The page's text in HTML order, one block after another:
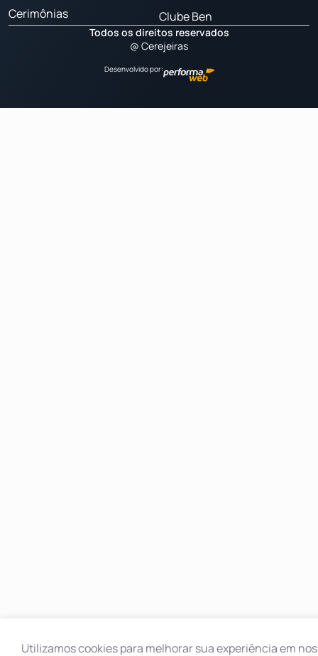
Utilizamos cookies para melhorar sua experiência em
Cerimônias
Clube Ben
Todos os direitos reservados
@ Cerejeiras
Desenvolvido por: